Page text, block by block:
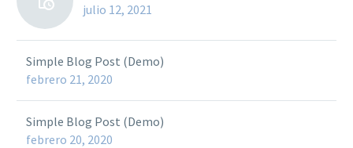
julio 12, 2021
Simple Blog Post (Demo)
febrero 21, 2020
Simple Blog Post (Demo)
febrero 20, 2020